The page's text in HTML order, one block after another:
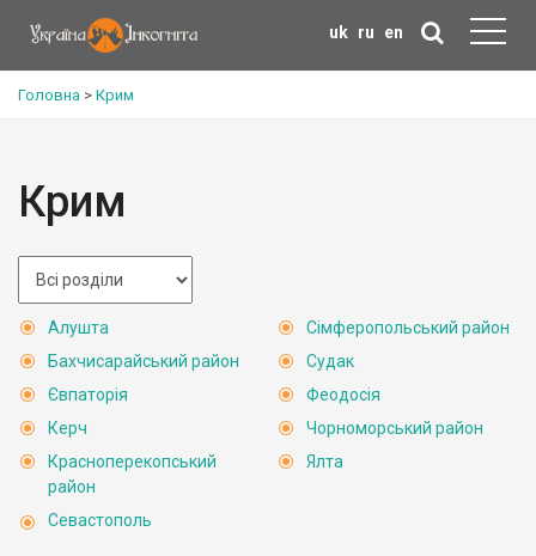
uk ru en
Головна > Крим
Крим
Алушта
Бахчисарайський район
Євпаторія
Керч
Красноперекопський
район
Севастополь
Сімферопольський район
Судак
Феодосія
Чорноморський район
Ялта